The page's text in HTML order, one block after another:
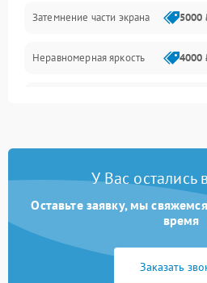
Механические повреждения
Программное обеспечение
Сеть и подключения
Аудио
Сетевая
Затемнение части экрана 5000
Неравномерная яркость 4000
У Вас остались
Оставьте заявку, мы
время
Заказать